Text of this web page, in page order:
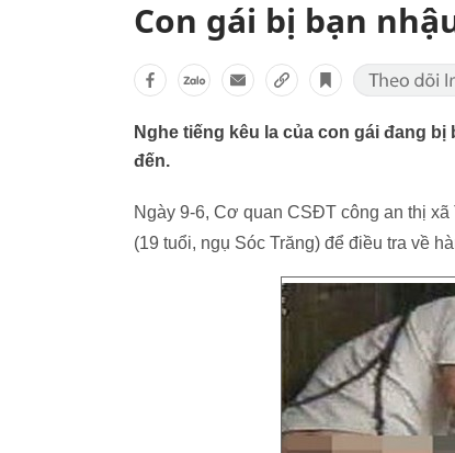
Con gái bị bạn
Nghe tiếng kêu la của con gái đang
đến.
Ngày 9-6, Cơ quan CSĐT công an thị
(19 tuổi, ngụ Sóc Trăng) để điều tra về